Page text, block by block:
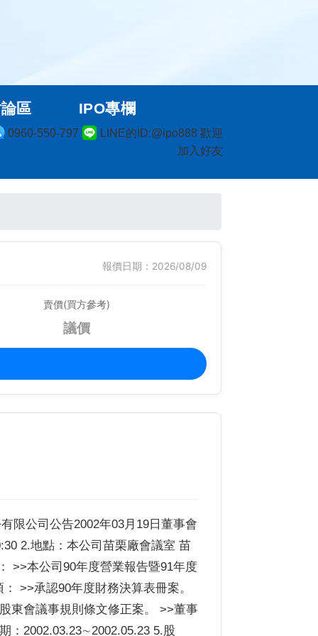
0960-550-797
LINE的ID:@ipo888 歡迎
加入好友
區 IPO專欄
報價日期：2026/08/09
賣價(買方參考)
議價
限公司公告2002年03月19日董事會
2.地點：本公司苗栗廠會議室 苗
>>本公司90年度營業報告暨91年度
>>承認90年度財務決算表冊案。
東會議事規則條文修正案。 >>董事
：2002.03.23∼2002.05.23 5.股